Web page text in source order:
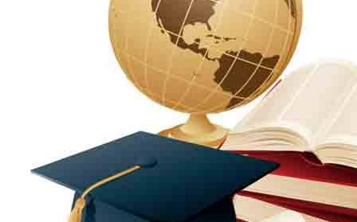
الكيميـــاء الحيوية
النبات الزراعى
المحاصيل
الميكروبيولوجيا الزراعية
الهندسة الزراعية
البرامج التعليمية
برامج اللغة العربية
برامج اللغة الانجليزية
التعليم المفتوح
عن الكلية